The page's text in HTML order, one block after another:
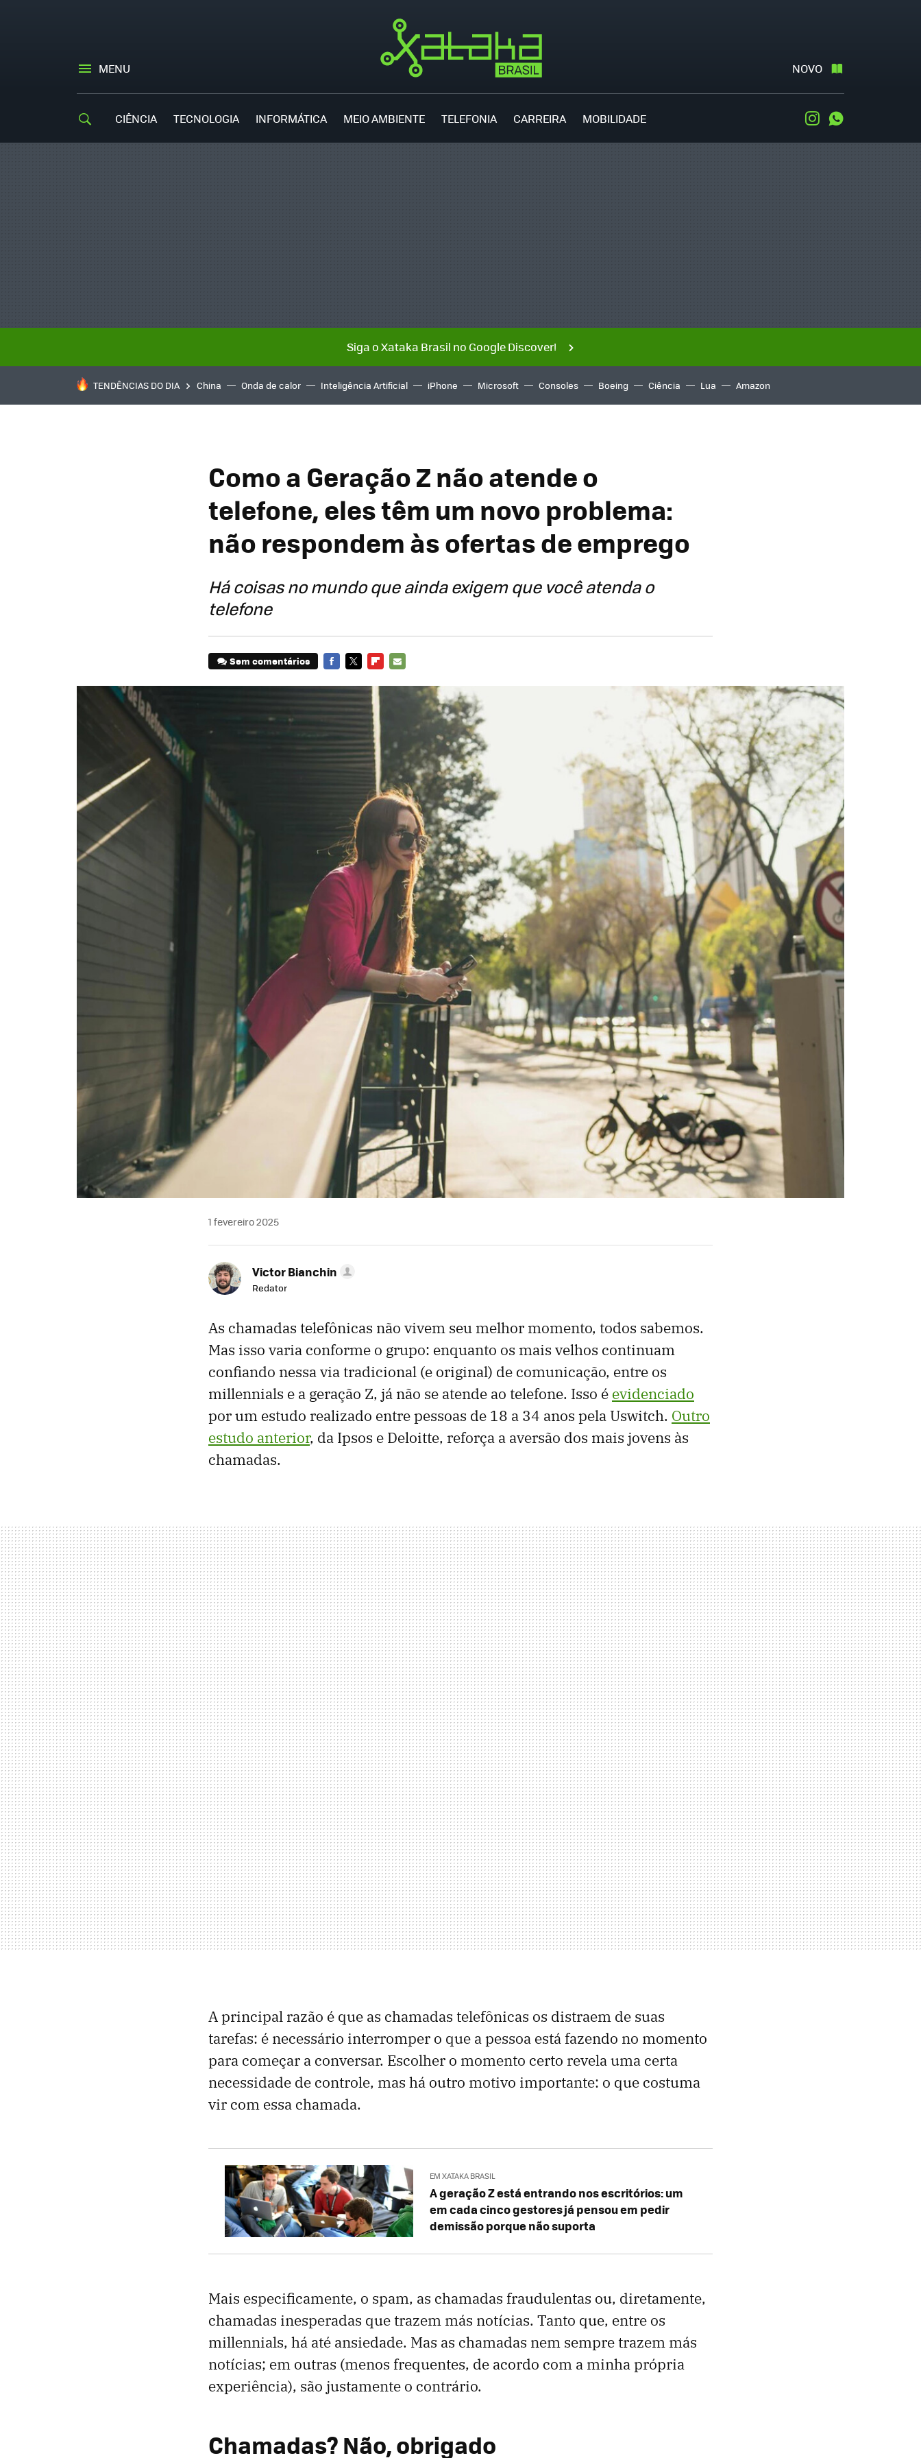
MENU NOVO
CIÊNCIA TECNOLOGIA INFORMÁTICA MEIO AMBIENTE TELEFONIA CARREIRA MOBILIDADE Instagram
Siga o Xataka Brasil no Google Discover!
TENDÊNCIAS DO DIA China Onda de calor Inteligência Artificial iPhone Microsoft Consoles Boeing Ciência Lua Amazon
Como a Geração Z não atende o
telefone, eles têm um novo problema:
não respondem às ofertas de emprego
Há coisas no mundo que ainda exigem que você atenda o
telefone
Sem comentários
1 fevereiro 2025
Victor Bianchin
Redator
As chamadas telefônicas não vivem seu melhor momento, todos sabemos.
Mas isso varia conforme o grupo: enquanto os mais velhos continuam
confiando nessa via tradicional (e original) de comunicação, entre os
millennials e a geração Z, já não se atende ao telefone. Isso é evidenciado
por um estudo realizado entre pessoas de 18 a 34 anos pela Uswitch. Outro
estudo anterior, da Ipsos e Deloitte, reforça a aversão dos mais jovens às
chamadas.
A principal razão é que as chamadas telefônicas os distraem de suas
tarefas: é necessário interromper o que a pessoa está fazendo no momento
para começar a conversar. Escolher o momento certo revela uma certa
necessidade de controle, mas há outro motivo importante: o que costuma
vir com essa chamada.
EM XATAKA BRASIL
A geração Z está entrando nos escritórios: um
em cada cinco gestores já pensou em pedir
demissão porque não suporta
Mais especificamente, o spam, as chamadas fraudulentas ou, diretamente,
chamadas inesperadas que trazem más notícias. Tanto que, entre os
millennials, há até ansiedade. Mas as chamadas nem sempre trazem más
notícias; em outras (menos frequentes, de acordo com a minha própria
experiência), são justamente o contrário.
Chamadas? Não, obrigado